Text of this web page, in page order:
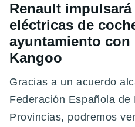
Renault
eléctricas de
ayuntamiento con
Kangoo
Gracias a un acuerdo
Federación Española de
Provincias, podremos